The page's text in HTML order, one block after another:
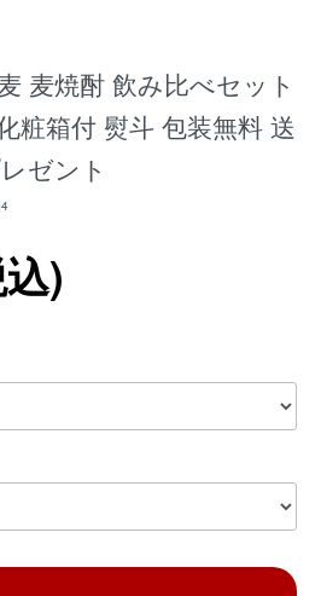
麦焼酎 飲み比べセット
粧箱付 熨斗 包装無料 送
ゼント
)